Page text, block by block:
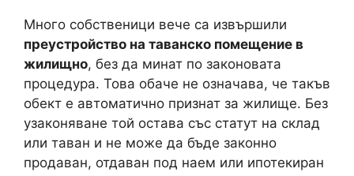
Много собственици вече са извършили
преустройство на таванско помещение в
жилищно, без да минат по законовата
процедура. Това обаче не означава, че такъв
обект е автоматично признат за жилище. Без
узаконяване той остава със статут на склад
или таван и не може да бъде законно
продаван, отдаван под наем или ипотекиран